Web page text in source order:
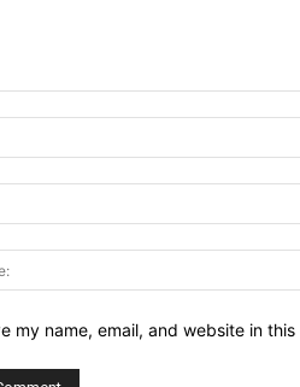
my name, email, and website in